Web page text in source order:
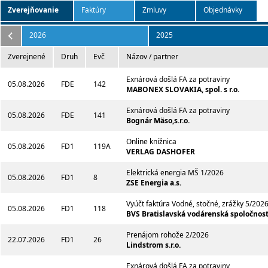
Zverejňovanie Faktúry Zmluvy Objednávky
2026 2025
Zverejnené Druh Evč Názov / partner
05.08.2026 FDE 142
Exnárová došlá FA za potraviny
MABONEX SLOVAKIA, spol. s r.o.
05.08.2026 FDE 141
Exnárová došlá FA za potraviny
Bognár Mäso,s.r.o.
05.08.2026 FD1 119A
Online knižnica
VERLAG DASHOFER
05.08.2026 FD1 8
Elektrická energia MŠ 1/2026
ZSE Energia a.s.
05.08.2026 FD1 118
Vyúčt faktúra Vodné, stočné, zrážky 5/2026
BVS Bratislavská vodárenská
22.07.2026 FD1 26
Prenájom rohože 2/2026
Lindstrom s.r.o.
Exnárová došlá FA za potraviny